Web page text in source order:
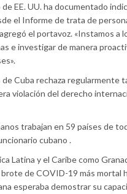
EE. UU. ha documentado
el Informe de trata de
el portavoz. «Instamos a
e investigar de manera
Cuba rechaza regularmente
violación del derecho
trabajan en 59 países de
cubano .
Latina y el Caribe como
de COVID-19 más mortal
esperaba demostrar su